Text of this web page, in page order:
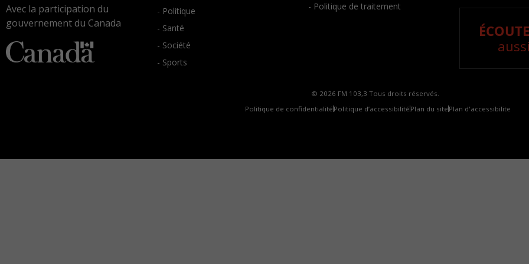
Avec la participation du
gouvernement du Canada
- Politique
- Santé
- Société
- Sports
- Politique de traitement
© 2026 FM 103,3 Tous droits réservés.
Politique de confidentialité Politique d’accessibilité Plan du site Plan d'accessibilite